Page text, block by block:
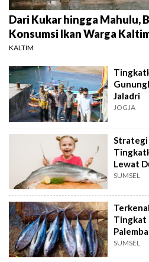
Dari Kukar hingga Mahulu,
Konsumsi Ikan Warga
KALTIM
Jaladri
JOGJA
Strategi
Lewat
SUMSEL
Tingkat
SUMSEL